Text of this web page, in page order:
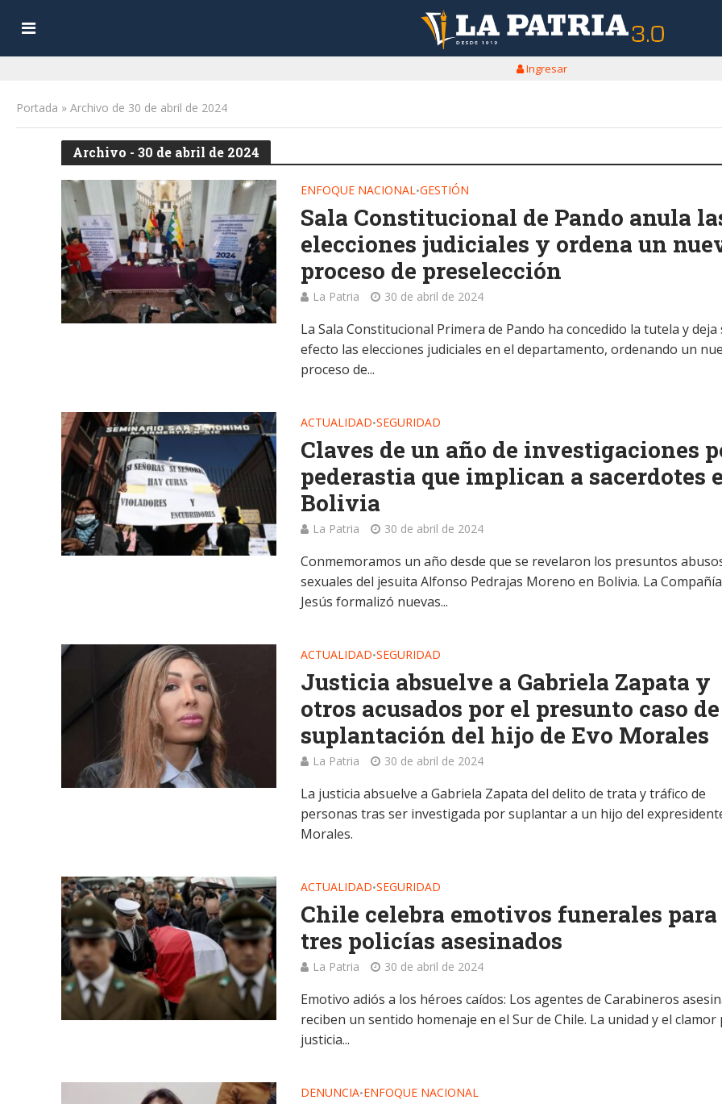
Ingresar
Portada » Archivo de 30 de abril de 2024
Archivo - 30 de abril de 2024
ENFOQUE NACIONAL•GESTIÓN
Sala Constitucional de Pando anula
elecciones judiciales y ordena un
proceso de preselección
La Patria 30 de abril de 2024
La Sala Constitucional Primera de Pando ha concedido la tutela y deja
efecto las elecciones judiciales en el departamento, ordenando un
proceso de...
ACTUALIDAD•SEGURIDAD
Claves de un año de investigaciones
pederastia que implican a sacerdotes
Bolivia
La Patria 30 de abril de 2024
Conmemoramos un año desde que se revelaron los presuntos
sexuales del jesuita Alfonso Pedrajas Moreno en Bolivia. La
Jesús formalizó nuevas...
ACTUALIDAD•SEGURIDAD
Justicia absuelve a Gabriela Zapata y
otros acusados por el presunto caso de
suplantación del hijo de Evo Morales
La Patria 30 de abril de 2024
La justicia absuelve a Gabriela Zapata del delito de trata y tráfico de
personas tras ser investigada por suplantar a un hijo del
Morales.
ACTUALIDAD•SEGURIDAD
Chile celebra emotivos funerales
tres policías asesinados
La Patria 30 de abril de 2024
Emotivo adiós a los héroes caídos: Los agentes de Carabineros
reciben un sentido homenaje en el Sur de Chile. La unidad y el clamor
justicia...
DENUNCIA•ENFOQUE NACIONAL